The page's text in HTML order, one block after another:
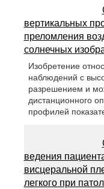
вертикальных
преломления
солнечных
Изобретение
наблюдений с
разрешением и
дистанционного
профилей
ведения
висцеральной
легкого при